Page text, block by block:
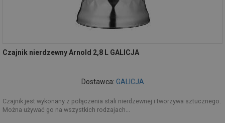
Czajnik nierdzewny Arnold 2,8 L GALICJA
Dostawca: GALICJA
Czajnik jest wykonany z połączenia stali nierdzewnej i tworzywa sztucznego.
Można używać go na wszystkich rodzajach...